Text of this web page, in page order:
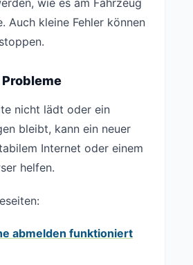
wie es am Fahrzeug
Auch kleine Fehler können
nicht lädt oder ein
bleibt, kann ein neuer
Internet oder einem
helfen.
abmelden funktioniert